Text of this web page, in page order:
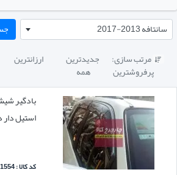
سانتافه 2013-2017
 مرتب سازی: جدیدترین ارزانترین
پرفروشترین
همه
استیل دار
کد کالا : 1554